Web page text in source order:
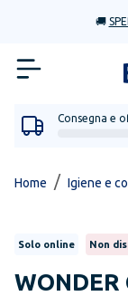
🚚
Consegna e
Home / Igiene e
Solo online Non
WONDER